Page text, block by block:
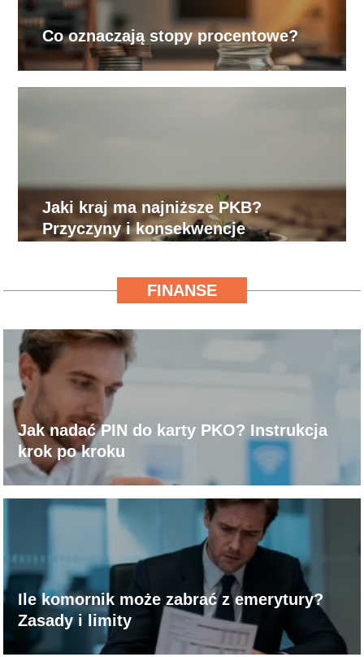
Co oznaczają stopy procentowe?
Jaki kraj ma najniższe PKB?
Przyczyny i konsekwencje
FINANSE
Jak nadać PIN do karty PKO? Instrukcja
krok po kroku
Ile komornik może zabrać z emerytury?
Zasady i limity